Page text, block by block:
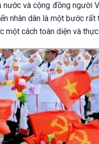
và cộng đồng người
nhân dân là một bước
một cách toàn diện và